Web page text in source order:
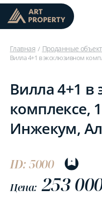
Главная Проданные
Вилла 4+1 в эксклюзивном
Вилла 4+1 в
комплексе,
Инжекум,
ID: 5000
Цена: 253